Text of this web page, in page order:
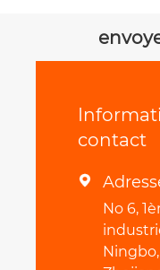
contact

No 6,